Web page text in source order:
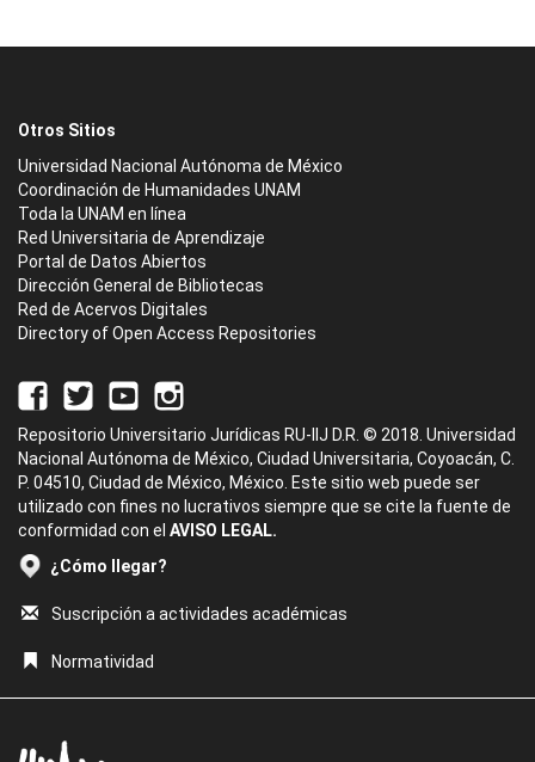
Otros Sitios
Universidad Nacional Autónoma de México
Coordinación de Humanidades UNAM
Toda la UNAM en línea
Red Universitaria de Aprendizaje
Portal de Datos Abiertos
Dirección General de Bibliotecas
Red de Acervos Digitales
Directory of Open Access Repositories
Repositorio Universitario Jurídicas RU-IIJ D.R. © 2018. Universidad
Nacional Autónoma de México, Ciudad Universitaria, Coyoacán, C.
P. 04510, Ciudad de México, México. Este sitio web puede ser
utilizado con fines no lucrativos siempre que se cite la fuente de
conformidad con el AVISO LEGAL.
¿Cómo llegar?
Suscripción a actividades académicas
Normatividad